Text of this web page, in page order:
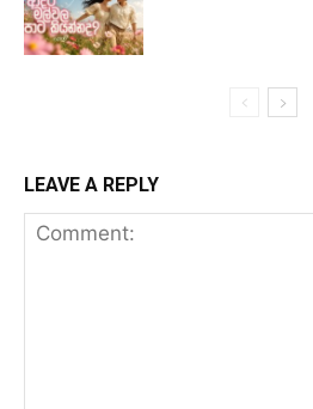
LEAVE A REPLY